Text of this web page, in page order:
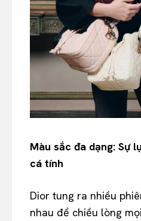
Màu sắc đa dạng: Sự
cá tính
Dior tung ra nhiều
nhau để chiều lòng